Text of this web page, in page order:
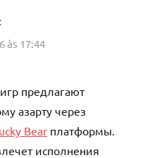
às 17:44
предлагают
азарту через
Bear платформы.
исполнения